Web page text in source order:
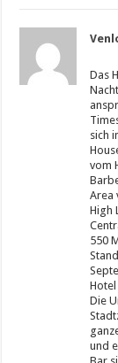
Das
sich
vom
Area
High
550
Die
und